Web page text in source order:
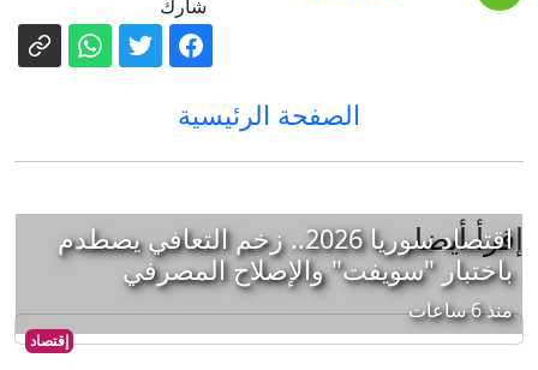
شارك
الصفحة الرئيسية
إقرأ أيضا
إقتصاد
اقتصاد سوريا 2026.. زخم التعافي يصطدم
باختبار "سويفت" والإصلاح المصرفي
منذ 6 ساعات